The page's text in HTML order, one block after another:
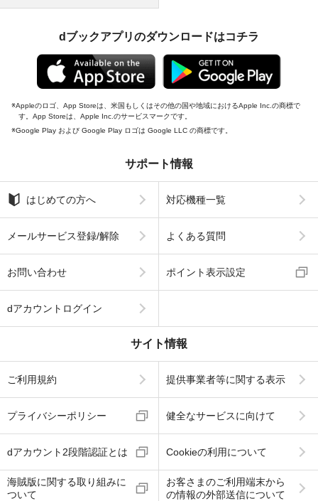
dブックアプリのダウンロードはコチラ
Appleのロゴ、App Storeは、米国もしくはその他の国や地域におけるApple Inc.の商標で
す。App Storeは、Apple Inc.のサービスマークです。
Google Play および Google Play ロゴは Google LLC の商標です。
サポート情報
はじめての方へ 対応機種一覧
メールサービス登録/解除 よくある質問
お問い合わせ ポイント表示設定
dアカウントログイン
サイト情報
ご利用規約 提供事業者等に関する表示
プライバシーポリシー 健全なサービスに向けて
dアカウント2段階認証とは Cookieの利用について
海賊版に関する取り組みに
ついて
お客さまのご利用端末から
の情報の外部送信について